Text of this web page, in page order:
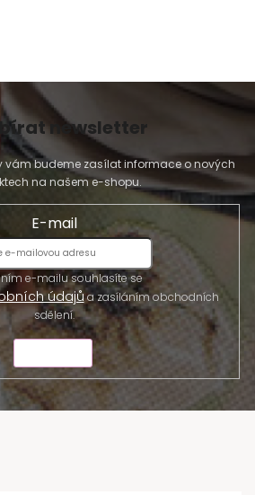
newsletter
vám budeme zasílat informace o nových
na našem e-shopu.
E-mail
e-mailu souhlasíte se
údajůa zasíláním obchodních
sdělení.